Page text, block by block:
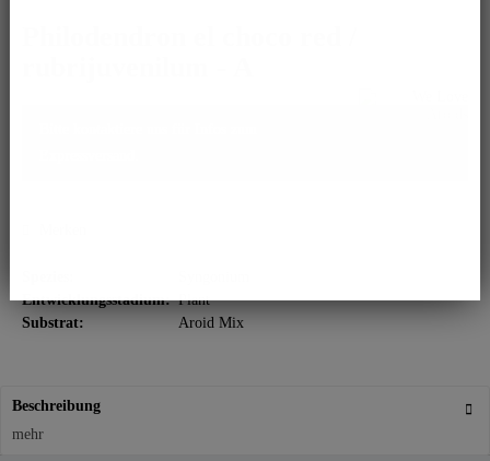
Entwicklungsstadium: Plant
Substrat:
Aroid Mix
Beschreibung
mehr